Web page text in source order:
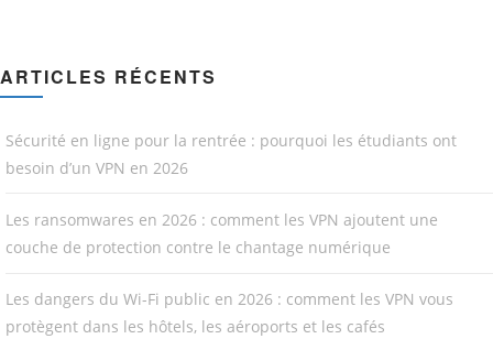
ARTICLES RÉCENTS
Sécurité en ligne pour la rentrée : pourquoi les étudiants ont
besoin d’un VPN en 2026
Les ransomwares en 2026 : comment les VPN ajoutent une
couche de protection contre le chantage numérique
Les dangers du Wi-Fi public en 2026 : comment les VPN vous
protègent dans les hôtels, les aéroports et les cafés